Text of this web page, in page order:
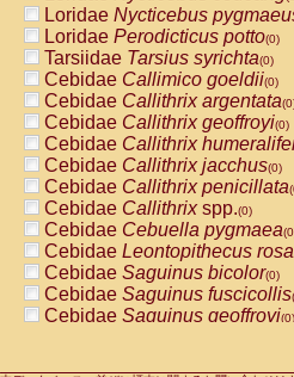
PitheciidaePithecia pithecia
CercopithecidaeCercocebus
CercopithecidaeCercocebus
CercopithecidaeCercocebus
CercopithecidaeCercocebus
CercopithecidaeCercocebus
CercopithecidaeCercocebus
CercopithecidaeCercocebus
CercopithecidaeLophocebus
CercopithecidaePapio
CercopithecidaePapio
CercopithecidaePapio
CercopithecidaePapio papio
CercopithecidaePapiospp.(0)
CercopithecidaeMandrillus
CercopithecidaeMandrillus
CercopithecidaeMacaca
Loridae Nycticebus
Loridae Perodicticus potto(0)
Tarsiidae Tarsius syrichta(0)
Cebidae Callimico goeldii(0)
Cebidae Callithrix argentata
Cebidae Callithrix geoffroyi(0)
Cebidae Callithrix
Cebidae Callithrix jacchus(0)
Cebidae Callithrix penicillata
Cebidae Callithrixspp.(0)
Cebidae Cebuella pygmaea
Cebidae Leontopithecus
Cebidae Saguinus bicolor(0)
Cebidae Saguinus fuscicollis
Cebidae Saguinus geoffroyi(0)